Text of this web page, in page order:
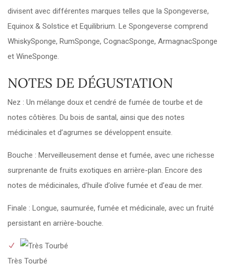
divisent avec différentes marques telles que la Spongeverse,
Equinox & Solstice et Equilibrium. Le Spongeverse comprend
WhiskySponge, RumSponge, CognacSponge, ArmagnacSponge
et WineSponge.
NOTES DE DÉGUSTATION
Nez : Un mélange doux et cendré de fumée de tourbe et de
notes côtières. Du bois de santal, ainsi que des notes
médicinales et d’agrumes se développent ensuite.
Bouche : Merveilleusement dense et fumée, avec une richesse
surprenante de fruits exotiques en arrière-plan. Encore des
notes de médicinales, d’huile d’olive fumée et d’eau de mer.
Finale : Longue, saumurée, fumée et médicinale, avec un fruité
persistant en arrière-bouche.
Très Tourbé